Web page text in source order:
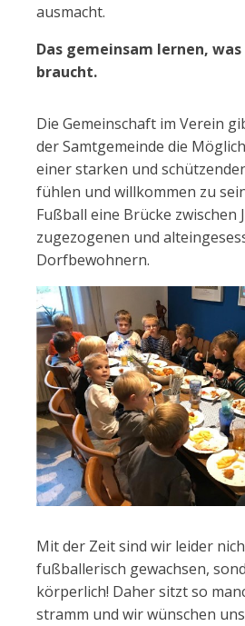
ausmacht.
Das gemeinsam lernen,
braucht.
Die Gemeinschaft im Verein
der Samtgemeinde die
einer starken und
fühlen und willkommen zu
Fußball eine Brücke zwischen
zugezogenen und
Dorfbewohnern.
Mit der Zeit sind wir leider
fußballerisch gewachsen,
körperlich! Daher sitzt so
stramm und wir wünschen